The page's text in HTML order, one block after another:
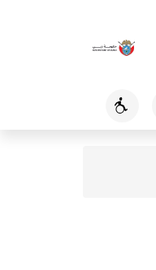
Accessibility